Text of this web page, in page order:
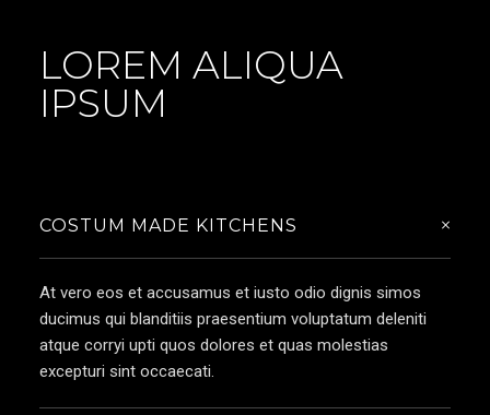
LOREM ALIQUA
IPSUM
COSTUM MADE KITCHENS
At vero eos et accusamus et iusto odio dignis simos
ducimus qui blanditiis praesentium voluptatum deleniti
atque corryi upti quos dolores et quas molestias
excepturi sint occaecati.